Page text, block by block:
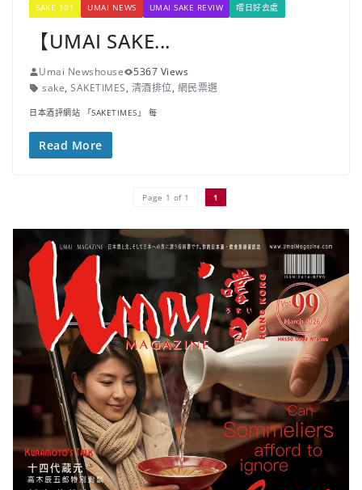
SAKE 101 UMAI NEWS UMAI SAKE REVIW 嚐日好去處
【UMAI SAKE...
Umai Newshouse
5367 Views
sake, SAKETIMES, 清酒排位, 網民票選
日本酒評網站 「SAKETIMES」 每
Read More
Page 1 of 1 1